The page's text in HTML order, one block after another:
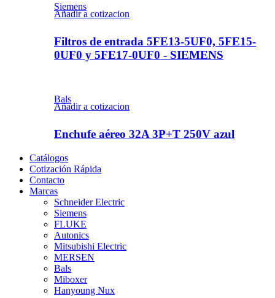
Siemens
Añadir a cotizacion
Filtros de entrada 5FE13-5UF0, 5FE15-
0UF0 y 5FE17-0UF0 - SIEMENS
Bals
Añadir a cotizacion
Enchufe aéreo 32A 3P+T 250V azul
Catálogos
Cotización Rápida
Contacto
Marcas
Schneider Electric
Siemens
FLUKE
Autonics
Mitsubishi Electric
MERSEN
Bals
Miboxer
Hanyoung Nux